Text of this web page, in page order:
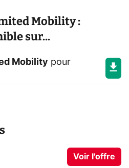
Mobility :
sur...
Mobility pour
Voir l'offre